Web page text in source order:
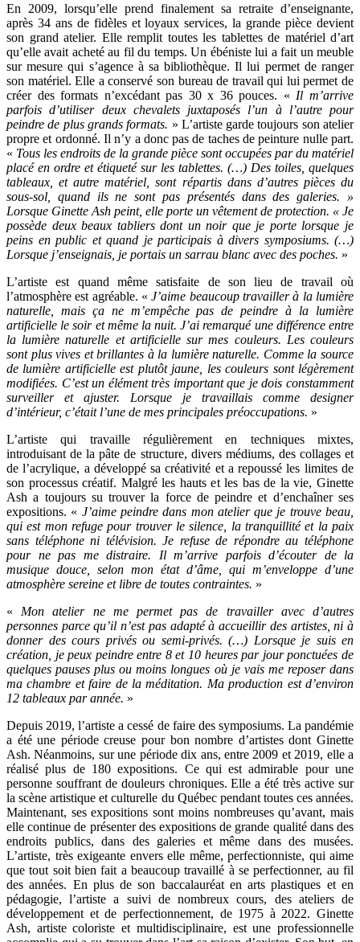
En 2009, lorsqu’elle prend finalement sa retraite d’enseignante,
après 34 ans de fidèles et loyaux services, la grande pièce devient
son grand atelier. Elle remplit toutes les tablettes de matériel d’art
qu’elle avait acheté au fil du temps. Un ébéniste lui a fait un meuble
sur mesure qui s’agence à sa bibliothèque. Il lui permet de ranger
son matériel. Elle a conservé son bureau de travail qui lui permet de
créer des formats n’excédant pas 30 x 36 pouces. « Il m’arrive
parfois d’utiliser deux chevalets juxtaposés l’un à l’autre pour
peindre de plus grands formats. » L’artiste garde toujours son atelier
propre et ordonné. Il n’y a donc pas de taches de peinture nulle part.
« Tous les endroits de la grande pièce sont occupées par du matériel
placé en ordre et étiqueté sur les tablettes. (…) Des toiles, quelques
tableaux, et autre matériel, sont répartis dans d’autres pièces du
sous-sol, quand ils ne sont pas présentés dans des galeries. »
Lorsque Ginette Ash peint, elle porte un vêtement de protection. « Je
possède deux beaux tabliers dont un noir que je porte lorsque je
peins en public et quand je participais à divers symposiums. (…)
Lorsque j’enseignais, je portais un sarrau blanc avec des poches. »
L’artiste est quand même satisfaite de son lieu de travail où
l’atmosphère est agréable. «J’aime beaucoup travailler à la lumière
naturelle, mais ça ne m’empêche pas de peindre à la lumière
artificielle le soir et même la nuit. J’ai remarqué une différence entre
la lumière naturelle et artificielle sur mes couleurs. Les couleurs
sont plus vives et brillantes à la lumière naturelle. Comme la source
de lumière artificielle est plutôt jaune, les couleurs sont légèrement
modifiées. C’est un élément très important que je dois constamment
surveiller et ajuster. Lorsque je travaillais comme designer
d’intérieur, c’était l’une de mes principales préoccupations. »
L’artiste qui travaille régulièrement en techniques mixtes,
introduisant de la pâte de structure, divers médiums, des collages et
de l’acrylique, a développé sa créativité et a repoussé les limites de
son processus créatif. Malgré les hauts et les bas de la vie, Ginette
Ash a toujours su trouver la force de peindre et d’enchaîner ses
expositions. « J’aime peindre dans mon atelier que je trouve beau,
qui est mon refuge pour trouver le silence, la tranquillité et la paix
sans téléphone ni télévision. Je refuse de répondre au téléphone
pour ne pas me distraire. Il m’arrive parfois d’écouter de la
musique douce, selon mon état d’âme, qui m’enveloppe d’une
atmosphère sereine et libre de toutes contraintes. »
« Mon atelier ne me permet pas de travailler avec d’autres
personnes parce qu’il n’est pas adapté à accueillir des artistes, ni à
donner des cours privés ou semi-privés. (…) Lorsque je suis en
création, je peux peindre entre 8 et 10 heures par jour ponctuées de
quelques pauses plus ou moins longues où je vais me reposer dans
ma chambre et faire de la méditation. Ma production est d’environ
12 tableaux par année. »
Depuis 2019, l’artiste a cessé de faire des symposiums. La pandémie
a été une période creuse pour bon nombre d’artistes dont Ginette
Ash. Néanmoins, sur une période dix ans, entre 2009 et 2019, elle a
réalisé plus de 180 expositions. Ce qui est admirable pour une
personne souffrant de douleurs chroniques. Elle a été très active sur
la scène artistique et culturelle du Québec pendant toutes ces années.
Maintenant, ses expositions sont moins nombreuses qu’avant, mais
elle continue de présenter des expositions de grande qualité dans des
endroits publics, dans des galeries et même dans des musées.
L’artiste, très exigeante envers elle même, perfectionniste, qui aime
que tout soit bien fait a beaucoup travaillé à se perfectionner, au fil
des années. En plus de son baccalauréat en arts plastiques et en
pédagogie, l’artiste a suivi de nombreux cours, des ateliers de
développement et de perfectionnement, de 1975 à 2022. Ginette
Ash, artiste coloriste et multidisciplinaire, est une professionnelle